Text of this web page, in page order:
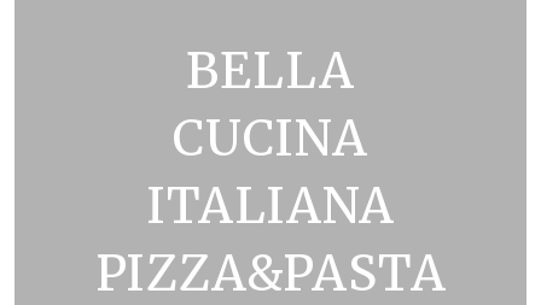
BELLA
CUCINA
ITALIANA
PIZZA&PASTA